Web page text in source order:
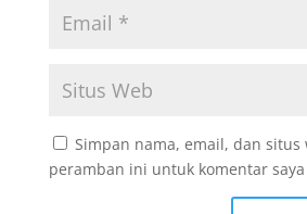
Simpan nama, email, dan situs
peramban ini untuk komentar